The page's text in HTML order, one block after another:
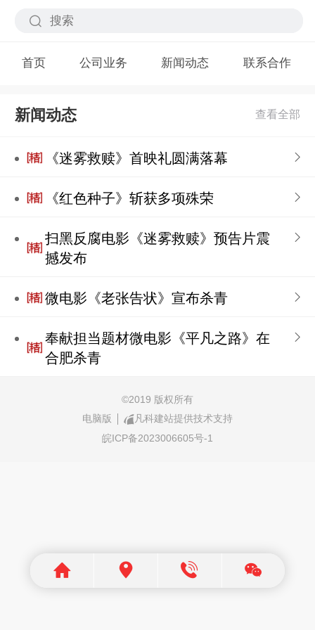
首页 公司业务 新闻动态 联系合作
新闻动态
《迷雾救赎》首映礼圆满落幕
《红色种子》斩获多项殊荣
扫黑反腐电影《迷雾救赎》预告片震
撼发布
微电影《老张告状》宣布杀青
奉献担当题材微电影《平凡之路》在
合肥杀青
©2019 版权所有
电脑版
凡科建站提供技术支持
皖ICP备2023006605号-1